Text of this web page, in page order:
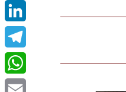
Twitter
LinkedIn
Telegram
WhatsApp